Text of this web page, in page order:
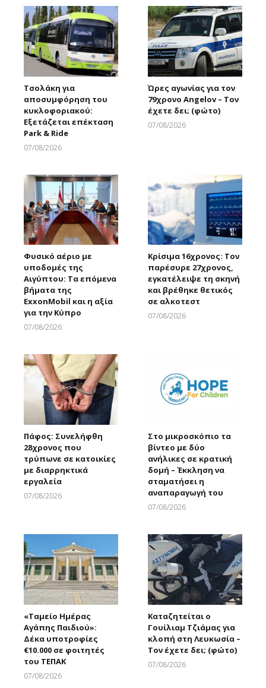
Τσολάκη για
αποσυμφόρηση του
κυκλοφοριακού:
Εξετάζεται επέκταση
Park & Ride
07/08/2026
Ώρες αγωνίας για τον
79χρονο Angelov – Τον
έχετε δει; (φώτο)
07/08/2026
Φυσικό αέριο με
υποδομές της
Αιγύπτου: Τα επόμενα
βήματα της
ExxonMobil και η αξία
για την Κύπρο
07/08/2026
Κρίσιμα 16χρονος: Τον
παρέσυρε 27χρονος,
εγκατέλειψε τη σκηνή
και βρέθηκε θετικός
σε αλκοτεστ
07/08/2026
Πάφος: Συνελήφθη
28χρονος που
τρύπωνε σε κατοικίες
με διαρρηκτικά
εργαλεία
07/08/2026
Στο μικροσκόπιο τα
βίντεο με δύο
ανήλικες σε κρατική
δομή – Έκκληση να
σταματήσει η
αναπαραγωγή του
07/08/2026
«Ταμείο Ημέρας
Αγάπης Παιδιού»:
Δέκα υποτροφίες
€10.000 σε φοιτητές
του ΤΕΠΑΚ
07/08/2026
Καταζητείται ο
Γουίλιαμ Τζιάμας για
κλοπή στη Λευκωσία –
Τον έχετε δει; (φώτο)
07/08/2026